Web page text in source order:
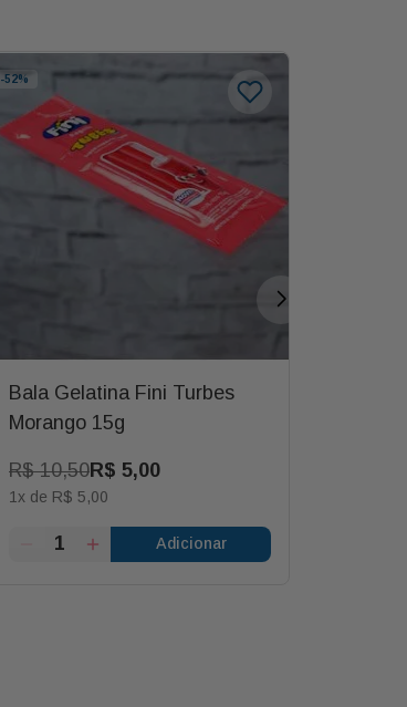
-52%
Bala Gelatina Fini Turbes
Morango 15g
R$ 10,50R$ 5,00
1x de R$ 5,00
Adicionar